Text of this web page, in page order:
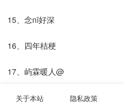
15、念nǐ好深
16、四年桔梗
17、屿霖暖人@
18、ㄣ甜甜圈o
关于本站 隐私政策